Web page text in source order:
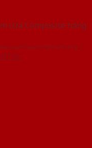
cửa Composite hàng
|
JSC